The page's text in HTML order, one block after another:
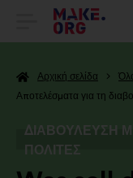
ΤΟΥ
Αρχική σελίδα
Αποτελέσματα για τη
ΔΙΑΒΟΎΛΕΥΣΗ
ΠΟΛΊΤΕΣ